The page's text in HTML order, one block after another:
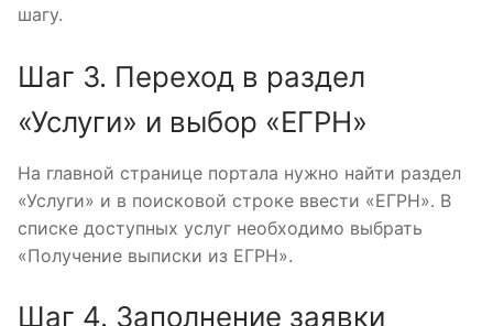
шагу.
Шаг 3. Переход в раздел
«Услуги» и выбор «ЕГРН»
На главной странице портала нужно найти раздел
«Услуги» и в поисковой строке ввести «ЕГРН». В
списке доступных услуг необходимо выбрать
«Получение выписки из ЕГРН».
Шаг 4. Заполнение заявки